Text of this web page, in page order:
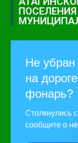
Не
на
фонарь?
Столкнулись
сообщите о